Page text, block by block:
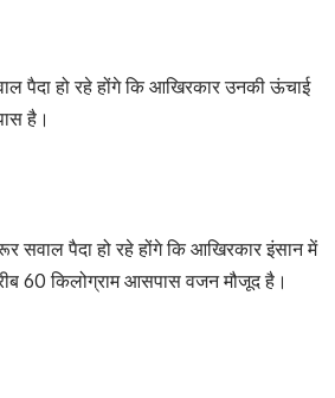
पैदा हो रहे होंगे कि आखिरकार उनकी ऊंचाई
है।
पैदा हो रहे होंगे कि आखिरकार इंसान में
60 किलोग्राम आसपास वजन मौजूद है।